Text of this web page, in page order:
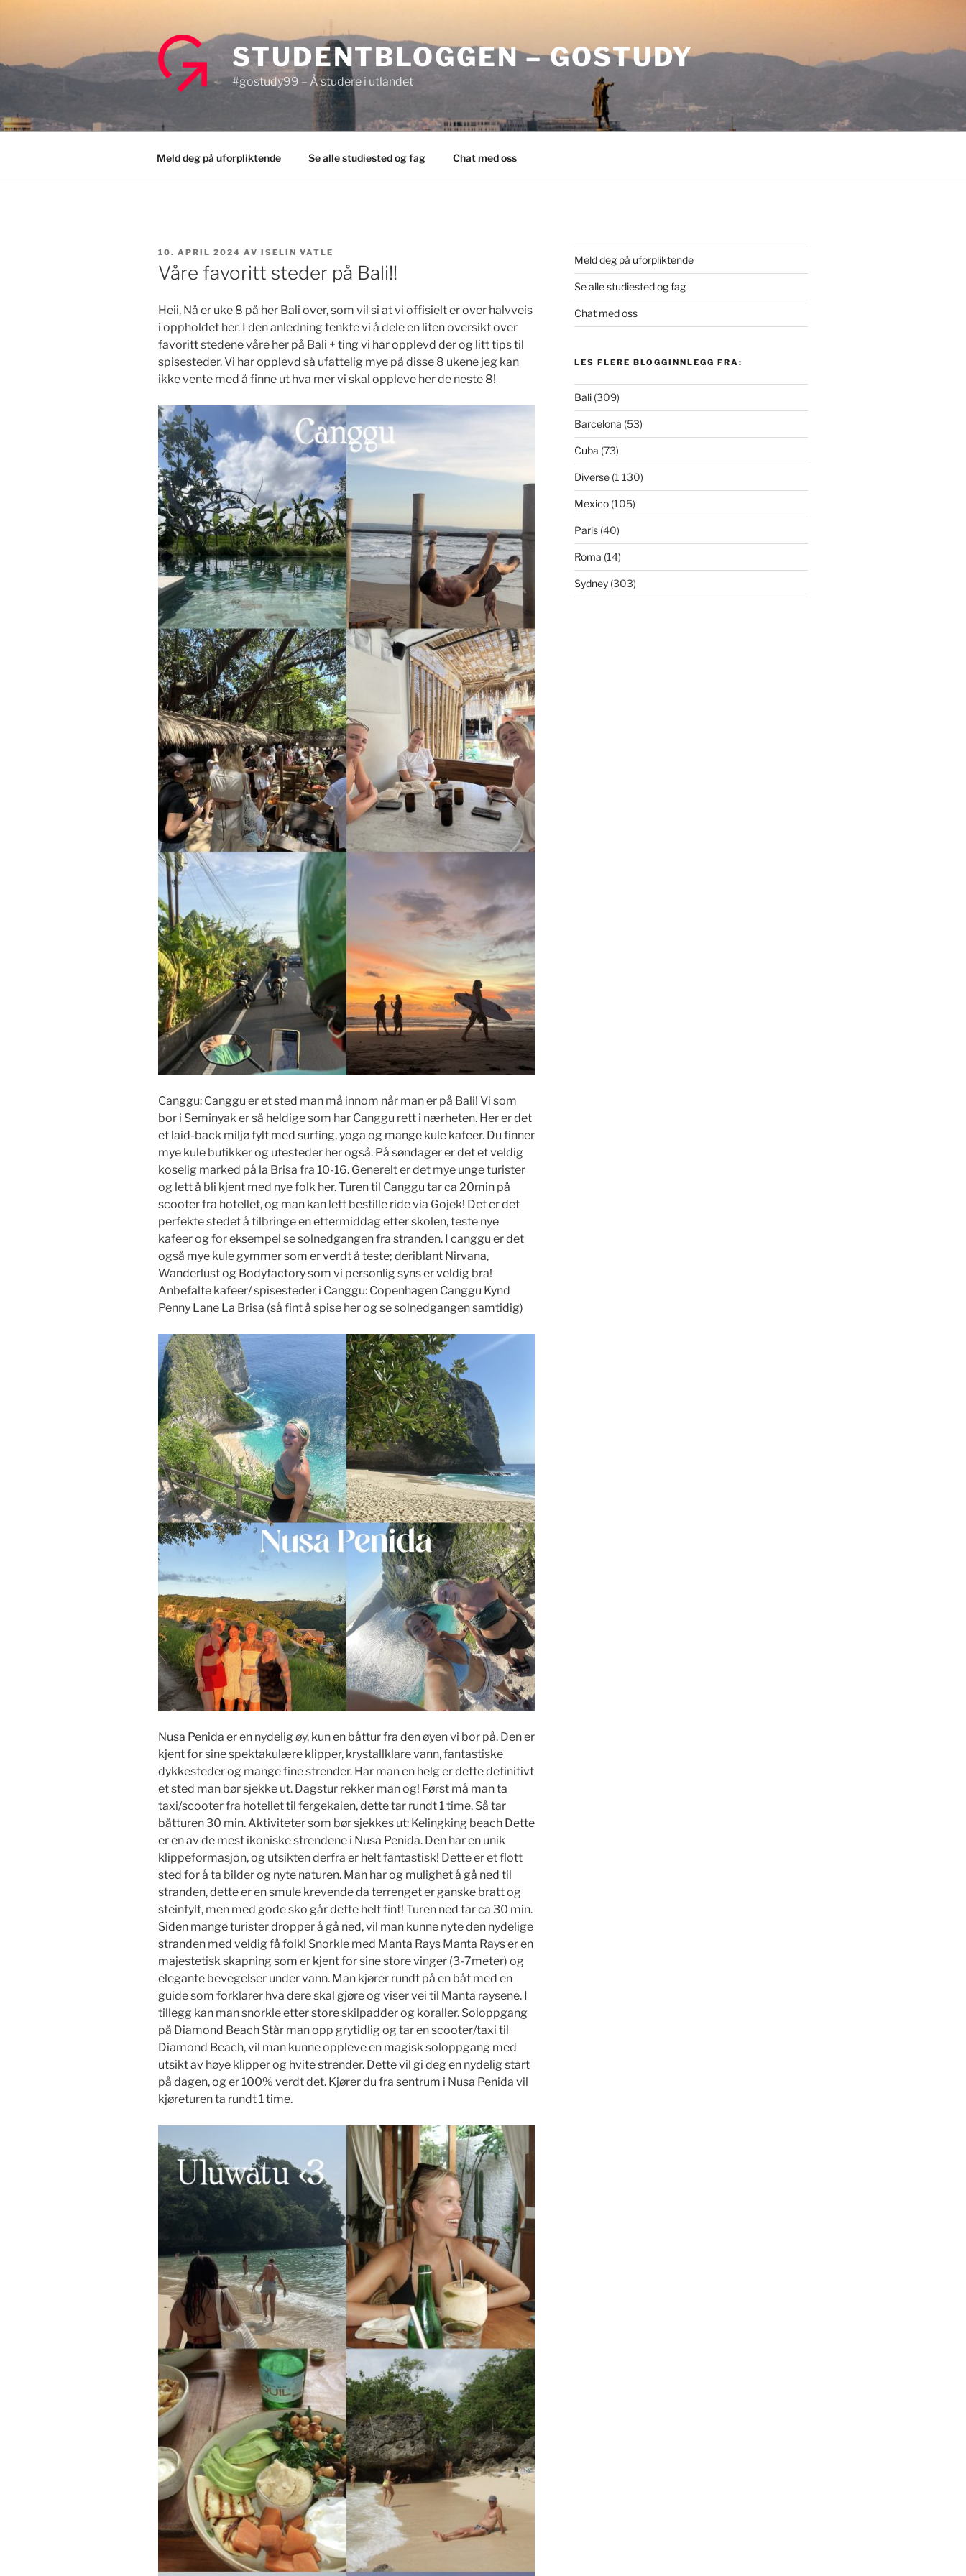
STUDENTBLOGGEN – GOSTUDY
#gostudy99 – Å studere i utlandet
Meld deg på uforpliktende Se alle studiested og fag Chat med oss
PUBLISERT
10. APRIL 2024 AV ISELIN VATLE
Våre favoritt steder på Bali!!
Heii, Nå er uke 8 på her Bali over, som vil si at vi offisielt er over halvveis
i oppholdet her. I den anledning tenkte vi å dele en liten oversikt over
favoritt stedene våre her på Bali + ting vi har opplevd der og litt tips til
spisesteder. Vi har opplevd så ufattelig mye på disse 8 ukene jeg kan
ikke vente med å finne ut hva mer vi skal oppleve her de neste 8!
Canggu: Canggu er et sted man må innom når man er på Bali! Vi som
bor i Seminyak er så heldige som har Canggu rett i nærheten. Her er det
et laid-back miljø fylt med surfing, yoga og mange kule kafeer. Du finner
mye kule butikker og utesteder her også. På søndager er det et veldig
koselig marked på la Brisa fra 10-16. Generelt er det mye unge turister
og lett å bli kjent med nye folk her. Turen til Canggu tar ca 20min på
scooter fra hotellet, og man kan lett bestille ride via Gojek! Det er det
perfekte stedet å tilbringe en ettermiddag etter skolen, teste nye
kafeer og for eksempel se solnedgangen fra stranden. I canggu er det
også mye kule gymmer som er verdt å teste; deriblant Nirvana,
Wanderlust og Bodyfactory som vi personlig syns er veldig bra!
Anbefalte kafeer/ spisesteder i Canggu: Copenhagen Canggu Kynd
Penny Lane La Brisa (så fint å spise her og se solnedgangen samtidig)
Nusa Penida er en nydelig øy, kun en båttur fra den øyen vi bor på. Den er
kjent for sine spektakulære klipper, krystallklare vann, fantastiske
dykkesteder og mange fine strender. Har man en helg er dette definitivt
et sted man bør sjekke ut. Dagstur rekker man og! Først må man ta
taxi/scooter fra hotellet til fergekaien, dette tar rundt 1 time. Så tar
båtturen 30 min. Aktiviteter som bør sjekkes ut: Kelingking beach Dette
er en av de mest ikoniske strendene i Nusa Penida. Den har en unik
klippeformasjon, og utsikten derfra er helt fantastisk! Dette er et flott
sted for å ta bilder og nyte naturen. Man har og mulighet å gå ned til
stranden, dette er en smule krevende da terrenget er ganske bratt og
steinfylt, men med gode sko går dette helt fint! Turen ned tar ca 30 min.
Siden mange turister dropper å gå ned, vil man kunne nyte den nydelige
stranden med veldig få folk! Snorkle med Manta Rays Manta Rays er en
majestetisk skapning som er kjent for sine store vinger (3-7meter) og
elegante bevegelser under vann. Man kjører rundt på en båt med en
guide som forklarer hva dere skal gjøre og viser vei til Manta raysene. I
tillegg kan man snorkle etter store skilpadder og koraller. Soloppgang
på Diamond Beach Står man opp grytidlig og tar en scooter/taxi til
Diamond Beach, vil man kunne oppleve en magisk soloppgang med
utsikt av høye klipper og hvite strender. Dette vil gi deg en nydelig start
på dagen, og er 100% verdt det. Kjører du fra sentrum i Nusa Penida vil
kjøreturen ta rundt 1 time.
Meld deg på uforpliktende
Se alle studiested og fag
Chat med oss
LES FLERE BLOGGINNLEGG FRA:
Bali(309)
Barcelona (53)
Cuba (73)
Diverse(1 130)
Mexico(105)
Paris(40)
Roma (14)
Sydney(303)